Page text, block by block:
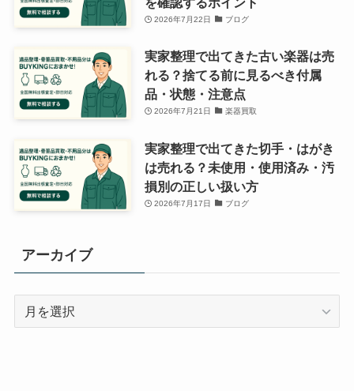
2026年7月22日 ブログ
実家整理で出てきた古い楽器は売
れる？捨てる前に見るべき付属
品・状態・注意点
2026年7月21日 楽器買取
実家整理で出てきた切手・はがき
は売れる？未使用・使用済み・汚
損別の正しい扱い方
2026年7月17日 ブログ
アーカイブ